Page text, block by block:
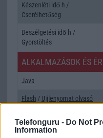
Telefonguru - Do Not
Information
Készenléti idő h /
Cserélhetőség
Beszélgetési idő h /
Gyorstöltés
ALKALMAZÁSOK ÉS
Java
Flash / Ujjlenyomat olvasó
Organizer